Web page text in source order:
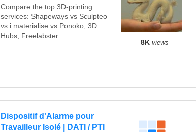
Compare the top 3D-printing
services: Shapeways vs Sculpteo
vs i.materialise vs Ponoko, 3D
Hubs, Freelabster
8K views
Dispositif d'Alarme pour
Travailleur Isolé | DATI / PTI